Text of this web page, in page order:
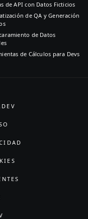
de API con Datos Ficticios
de QA y Generación
de Datos
de Cálculos para Devs